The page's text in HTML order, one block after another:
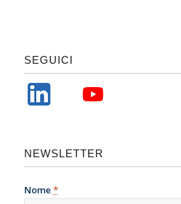
SEGUICI
NEWSLETTER
Nome *